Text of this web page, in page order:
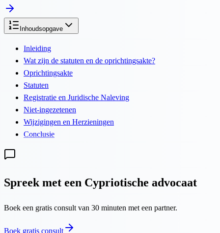
Inhoudsopgave
Inleiding
Wat zijn de statuten en de oprichtingsakte?
Oprichtingsakte
Statuten
Registratie en Juridische Naleving
Niet-ingezetenen
Wijzigingen en Herzieningen
Conclusie
Spreek met een Cypriotische advocaat
Boek een gratis consult van 30 minuten met een partner.
Boek gratis consult